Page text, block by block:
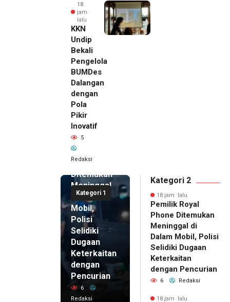
18
jam
lalu
KKN
Undip
Bekali
Pengelola
BUMDes
Dalangan
dengan
Pola
Pikir
Inovatif
5
Redaksi
Kategori 1
18 jam lalu
Pemilik
Royal
Phone
Ditemukan
Meninggal
di Dalam
Mobil,
Polisi
Selidiki
Dugaan
Keterkaitan
dengan
Pencurian
6
Redaksi
Kategori 2
18 jam lalu
Pemilik Royal
Phone Ditemukan
Meninggal di
Dalam Mobil, Polisi
Selidiki Dugaan
Keterkaitan
dengan Pencurian
6 Redaksi
18 jam lalu